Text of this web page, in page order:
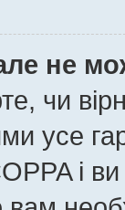
не
чи
усе
і